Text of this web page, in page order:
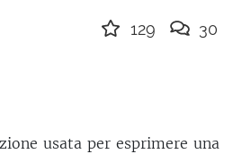
usata per esprimere una
129 30